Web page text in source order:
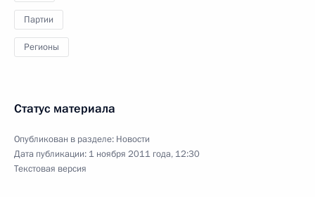
Партии
Регионы
Статус материала
Опубликован в разделе: Новости
Дата публикации: 1 ноября 2011 года, 12:30
Текстовая версия